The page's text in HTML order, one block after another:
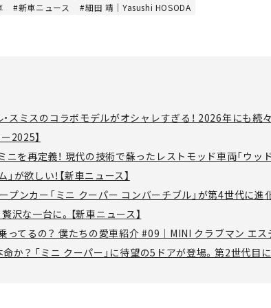
新車ニュース 細田 靖｜Yasushi HOSODA
スミスのコラボモデルがオシャレすぎる！ 2026年にも続
2025】
ニを再定義！ 現代の技術で蘇ったレストモッド車両「ウ
が欲しい！【新車ニュース】
プンカー「ミニ クーパー コンバーチブル」が第4世代に進
沢な一台に。【新車ニュース】
ってるの？ 僕たちの愛車紹介 #09｜MINI クラブマン エス
か？ 「ミニ クーパー」に待望の5ドアが登場。第2世代目に